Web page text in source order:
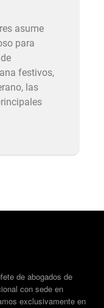
asume
para
festivos,
las
de abogados de
con sede en
exclusivamente en